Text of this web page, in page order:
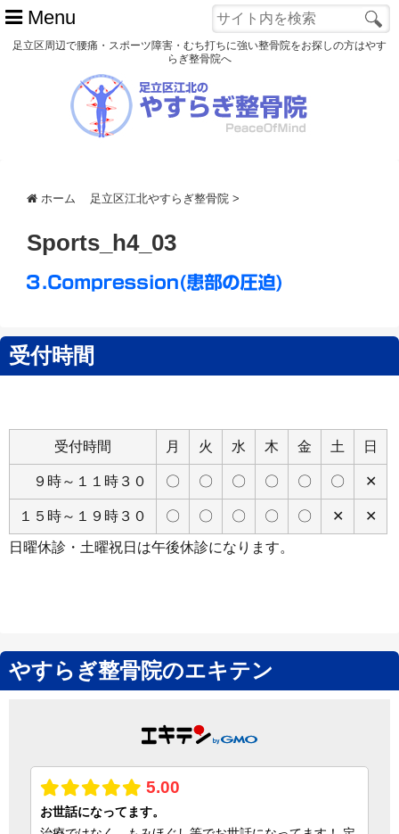
Menu
患者様の声
アクセス
blog
足立区周辺で腰痛・スポーツ障害・むち打ちに強い整骨院をお探しの方はやす
らぎ整骨院へ
ホーム 足立区江北やすらぎ整骨院 >
Sports_h4_03
受付時間
受付時間 月 火 水 木 金 土 日
９時～１１時３０ 〇 〇 〇 〇 〇 〇 ✕
１５時～１９時３０ 〇 〇 〇 〇 〇 ✕ ✕
日曜休診・土曜祝日は午後休診になります。
やすらぎ整骨院のエキテン